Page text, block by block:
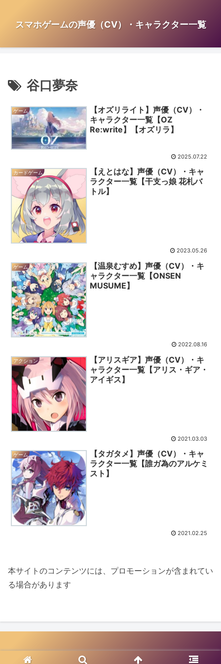
スマホゲームの声優（CV）・キャラクター一覧
谷口夢奈
ゲーム
【オズリライト】声優（CV）・
キャラクター一覧【OZ
Re:write】【オズリラ】
2025.07.22
カードゲーム
【えとはな】声優（CV）・キャ
ラクター一覧【干支っ娘 花札バ
トル】
2023.05.26
ゲーム
【温泉むすめ】声優（CV）・キ
ャラクター一覧【ONSEN
MUSUME】
2022.08.16
アクション
【アリスギア】声優（CV）・キ
ャラクター一覧【アリス・ギア・
アイギス】
2021.03.03
ゲーム
【タガタメ】声優（CV）・キャ
ラクター一覧【誰ガ為のアルケミ
スト】
2021.02.25
本サイトのコンテンツには、プロモーションが含まれてい
る場合があります
© 2020-2026 スマホゲームの声優（CV）・キャラクター一覧.